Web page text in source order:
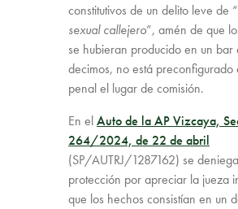
constitutivos de un delito leve de “
sexual callejero”, amén de que
se hubieran producido en un bar
decimos, no está preconfigurado
penal el lugar de comisión.
En elAuto de la AP Vizcaya,
264/2024, de 22 de abril
(SP/AUTRJ/1287162) se
protección por apreciar la jueza
que los hechos consistían en un